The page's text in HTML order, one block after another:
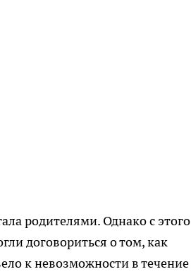
родителями. Однако с этого
договориться о том, как
к невозможности в течение